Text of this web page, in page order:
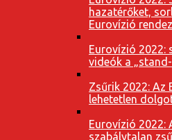
hazatérőket,
Eurovízió
Eurovízió 2022:
videók a
Zsűrik 2022: Az
lehetetlen
Eurovízió 2022:
szabálytalan